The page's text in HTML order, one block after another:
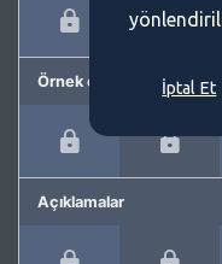
Örnek cümleler
Açıklamalar
İptal Et